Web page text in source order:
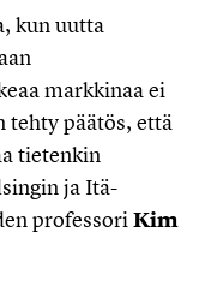
kun uutta
markkinaa ei
päätös, että
tietenkin
ja Itä-
professoriKim